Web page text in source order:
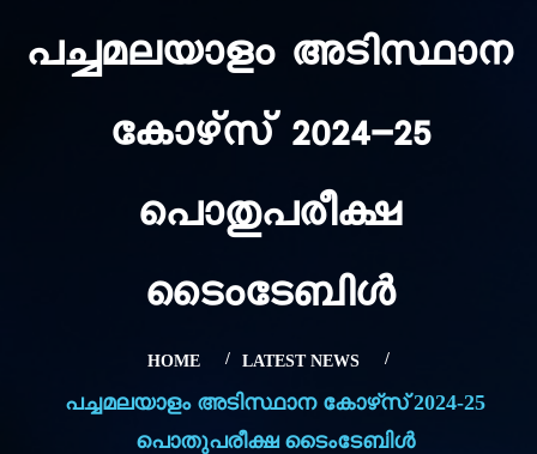
പച്ചമലയാളം അടിസ്ഥാന
കോഴ്‌സ് 2024-25
പൊതുപരീക്ഷ
ടൈംടേബിള്‍
HOME LATEST NEWS
പച്ചമലയാളം അടിസ്ഥാന കോഴ്‌സ് 2024-25
പൊതുപരീക്ഷ ടൈംടേബിള്‍